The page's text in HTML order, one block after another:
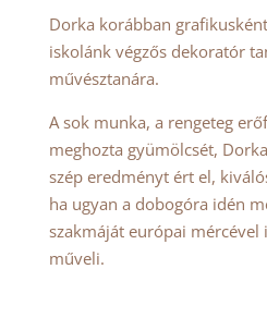
Dorka korábban
iskolánk végzős dekoratór
művésztanára.
A sok munka, a rengeteg
meghozta gyümölcsét,
szép eredményt ért el,
ha ugyan a dobogóra idén
szakmáját európai mércével
műveli.